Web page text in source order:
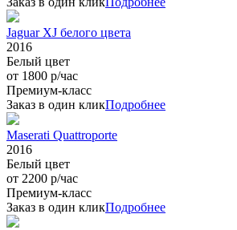
Jaguar XJ белого цвета
2016
Белый цвет
от 1800 р/час
Премиум-класс
Заказ в один кликПодробнее
Maserati Quattroporte
2016
Белый цвет
от 2200 р/час
Премиум-класс
Заказ в один кликПодробнее